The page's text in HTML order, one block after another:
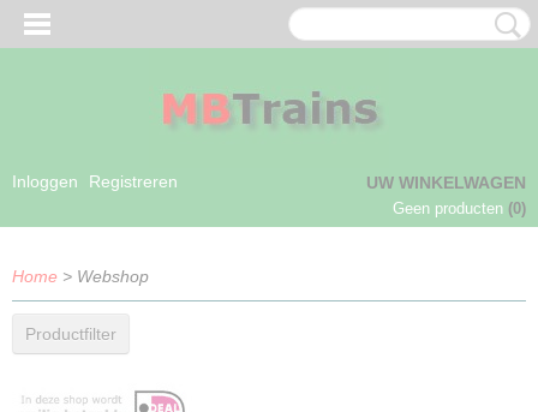
Inloggen Registreren UW WINKELWAGEN
Geen producten (0)
Home > Webshop
Productfilter